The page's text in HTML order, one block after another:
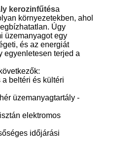
kerozinfűtésa
környezetekben, ahol
Úgy
üzemanyagot egy
és az energiát
egyenletesen terjed a
a beltéri és kültéri
üzemanyagtartály -
elektromos
időjárási